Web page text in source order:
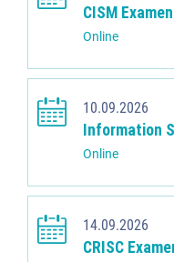
CISM
Online
10.09.2026
Information
Online
14.09.2026
CRISC